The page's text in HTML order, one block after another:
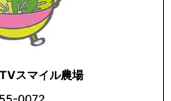
スマイル農場